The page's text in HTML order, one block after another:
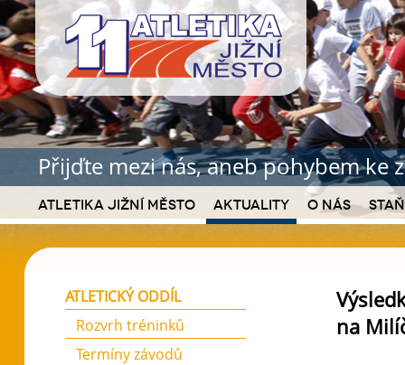
Přijďte mezi nás, aneb pohybem ke
Atletika Jižní Město Aktuality O nás
na
ATLETICKÝ ODDÍL
Rozvrh tréninků
Termíny závodů